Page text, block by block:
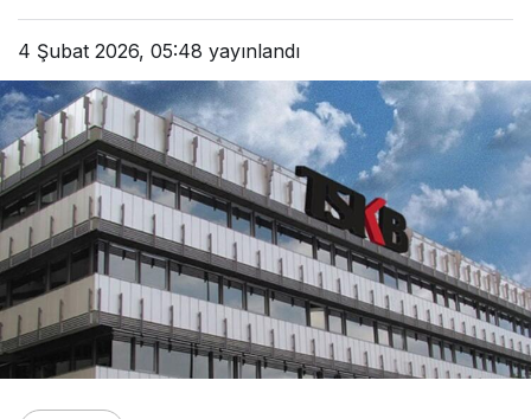
4 Şubat 2026, 05:48 yayınlandı